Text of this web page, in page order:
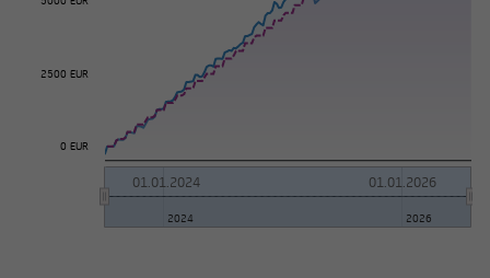
01.01.2024 01.01.2026
2024 2026
0 EUR
2500 EUR